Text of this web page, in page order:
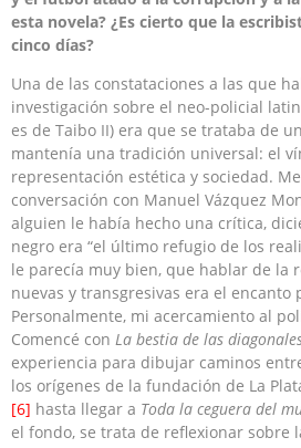
esta novela? ¿Es cierto que la
cinco días?
Una de las constataciones a las que
investigación sobre el neo-policial
es de Taibo II) era que se trataba de
mantenía una tradición universal: el
representación estética y sociedad.
conversación con Manuel Vázquez
alguien le había hecho una crítica,
negro era “el último refugio de los
le parecía muy bien, que hablar de la
nuevas y transgresivas era el
Personalmente, mi acercamiento al
Comencé con La bestia de las
experiencia para dibujar caminos
los orígenes de la fundación de La
[6] hasta llegar a Toda la ceguera del
el fondo, se trata de reflexionar sobre